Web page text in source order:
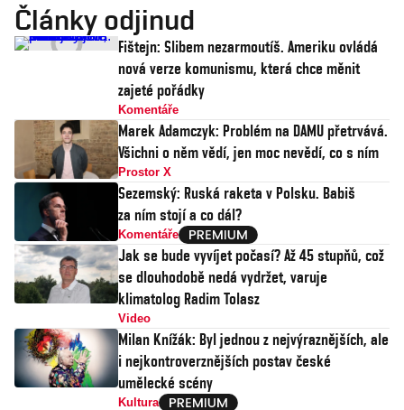
Články odjinud
Fištejn: Slibem nezarmoutíš. Ameriku ovládá
nová verze komunismu, která chce měnit
zajeté pořádky
Komentáře
Marek Adamczyk: Problém na DAMU přetrvává.
Všichni o něm vědí, jen moc nevědí, co s ním
Prostor X
Sezemský: Ruská raketa v Polsku. Babiš
za ním stojí a co dál?
Komentáře
Jak se bude vyvíjet počasí? Až 45 stupňů, což
se dlouhodobě nedá vydržet, varuje
klimatolog Radim Tolasz
Video
Milan Knížák: Byl jednou z nejvýraznějších, ale
i nejkontroverznějších postav české
umělecké scény
Kultura